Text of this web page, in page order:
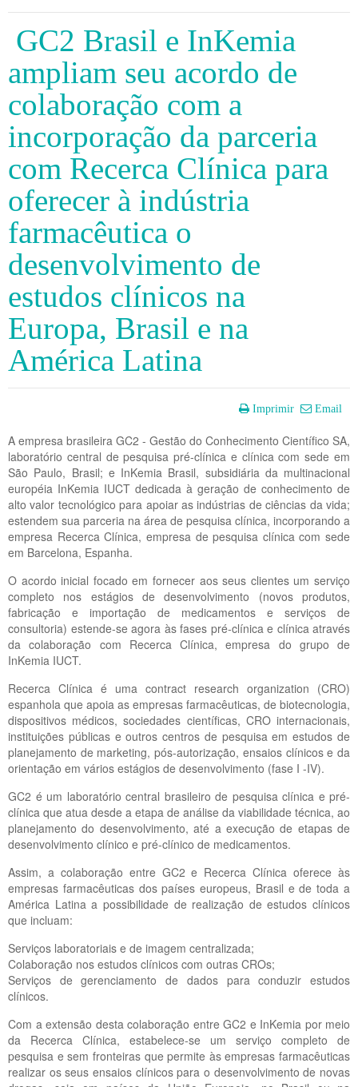
GC2 Brasil e InKemia
ampliam seu acordo de
colaboração com a
incorporação da parceria
com Recerca Clínica para
oferecer à indústria
farmacêutica o
desenvolvimento de
estudos clínicos na
Europa, Brasil e na
América Latina
Imprimir Email
A empresa brasileira GC2 - Gestão do Conhecimento Científico SA,
laboratório central de pesquisa pré-clínica e clínica com sede em
São Paulo, Brasil; e InKemia Brasil, subsidiária da multinacional
européia InKemia IUCT dedicada à geração de conhecimento de
alto valor tecnológico para apoiar as indústrias de ciências da vida;
estendem sua parceria na área de pesquisa clínica, incorporando a
empresa Recerca Clínica, empresa de pesquisa clínica com sede
em Barcelona, ​​Espanha.
O acordo inicial focado em fornecer aos seus clientes um serviço
completo nos estágios de desenvolvimento (novos produtos,
fabricação e importação de medicamentos e serviços de
consultoria) estende-se agora às fases pré-clínica e clínica através
da colaboração com Recerca Clínica, empresa do grupo de
InKemia IUCT.
Recerca Clínica é uma contract research organization (CRO)
espanhola que apoia as empresas farmacêuticas, de biotecnologia,
dispositivos médicos, sociedades científicas, CRO internacionais,
instituições públicas e outros centros de pesquisa em estudos de
planejamento de marketing, pós-autorização, ensaios clínicos e da
orientação em vários estágios de desenvolvimento (fase I -IV).
GC2 é um laboratório central brasileiro de pesquisa clínica e pré-
clínica que atua desde a etapa de análise da viabilidade técnica, ao
planejamento do desenvolvimento, até a execução de etapas de
desenvolvimento clínico e pré-clínico de medicamentos.
Assim, a colaboração entre GC2 e Recerca Clínica oferece às
empresas farmacêuticas dos países europeus, Brasil e de toda a
América Latina a possibilidade de realização de estudos clínicos
que incluam:
Serviços laboratoriais e de imagem centralizada;
Colaboração nos estudos clínicos com outras CROs;
Serviços de gerenciamento de dados para conduzir estudos
clínicos.
Com a extensão desta colaboração entre GC2 e InKemia por meio
da Recerca Clínica, estabelece-se um serviço completo de
pesquisa e sem fronteiras que permite às empresas farmacêuticas
realizar os seus ensaios clínicos para o desenvolvimento de novas